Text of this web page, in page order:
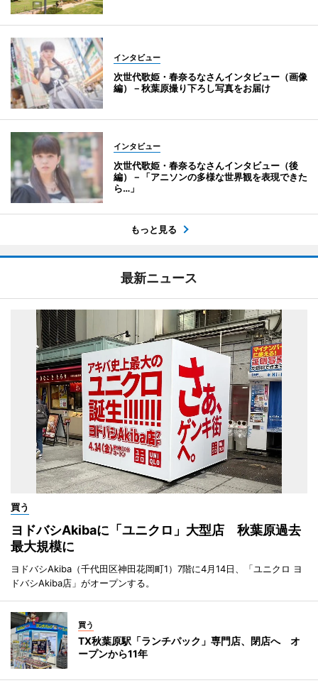
インタビュー
次世代歌姫・春奈るなさんインタビュー（画像
編）－秋葉原撮り下ろし写真をお届け
インタビュー
次世代歌姫・春奈るなさんインタビュー（後
編）－「アニソンの多様な世界観を表現できた
ら…」
もっと見る
最新ニュース
買う
ヨドバシAkibaに「ユニクロ」大型店 秋葉原過去
最大規模に
ヨドバシAkiba（千代田区神田花岡町1）7階に4月14日、「ユニクロ ヨ
ドバシAkiba店」がオープンする。
買う
TX秋葉原駅「ランチパック」専門店、閉店へ オ
ープンから11年